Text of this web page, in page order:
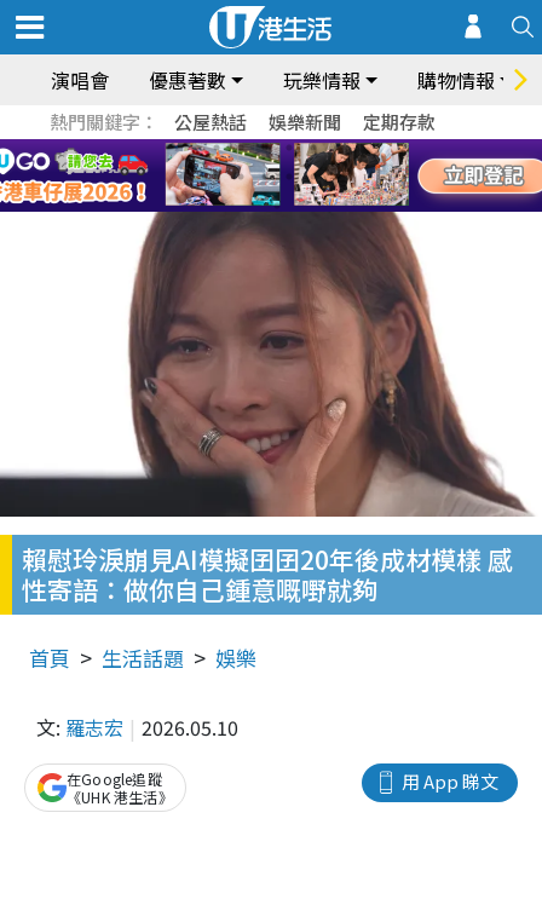
演唱會 優惠著數 玩樂情報 購物情報
熱門關鍵字： 公屋熱話 娛樂新聞 定期存款
賴慰玲淚崩見AI模擬囝囝20年後成材模樣 感
性寄語：做你自己鍾意嘅嘢就夠
首頁 生活話題 娛樂
文: 羅志宏 2026.05.10
用 App 睇文
在Google追蹤
《UHK 港生活》